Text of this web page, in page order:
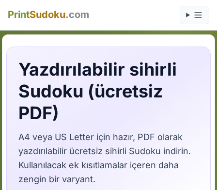
PrintSudoku.com
Yazdırılabilir sihirli
Sudoku (ücretsiz
PDF)
A4 veya US Letter için hazır, PDF olarak
yazdırılabilir ücretsiz sihirli Sudoku indirin.
Kullanılacak ek kısıtlamalar içeren daha
zengin bir varyant.